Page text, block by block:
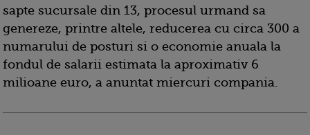
sapte sucursale din 13, procesul urmand sa
genereze, printre altele, reducerea cu circa 300 a
numarului de posturi si o economie anuala la
fondul de salarii estimata la aproximativ 6
milioane euro, a anuntat miercuri compania.